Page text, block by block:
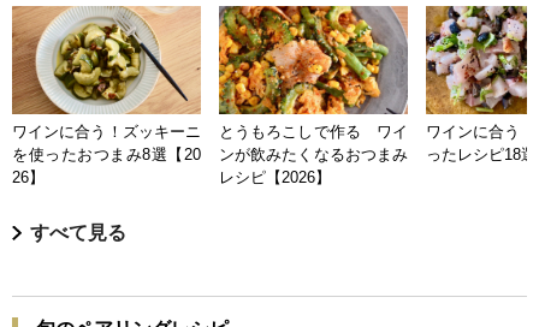
ワインに合う！ズッキーニ
を使ったおつまみ8選【20
26】
とうもろこしで作る ワイ
ンが飲みたくなるおつまみ
レシピ【2026】
ワインに合う
ったレシピ18
すべて見る